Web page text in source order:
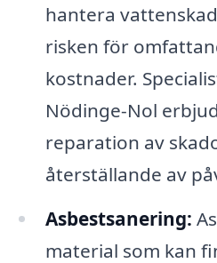
hantera
risken för
kostnader.
Nödinge-Nol
reparation av
återställande av
Asbestsanering:
material som kan